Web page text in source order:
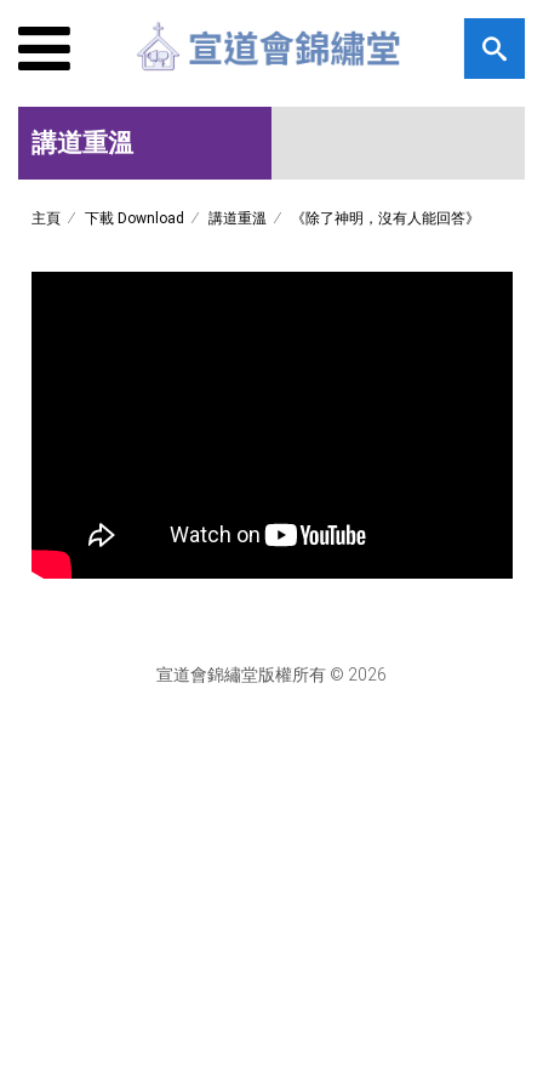
講道重溫
主頁 下載 Download 講道重溫 《除了神明，沒有人能回答》
宣道會錦繡堂版權所有 © 2026